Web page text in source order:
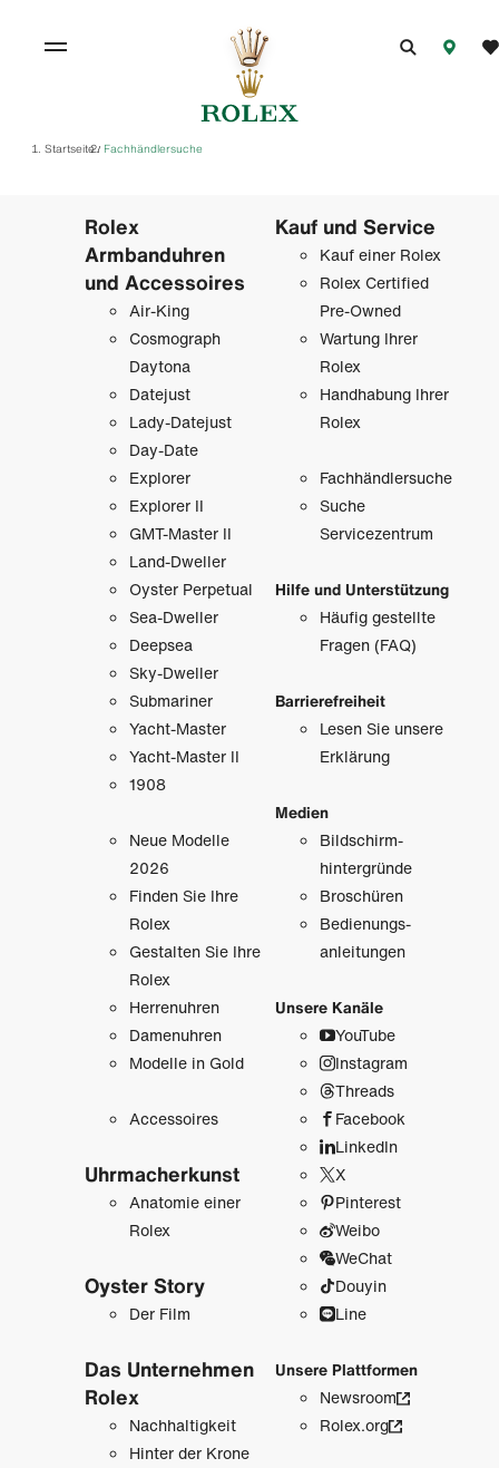
Startseite/ Fachhändlersuche
Rolex
Armbanduhren
und Accessoires
Air-King
Cosmograph
Daytona
Datejust
Lady-Datejust
Day-Date
Explorer
Explorer II
GMT-Master II
Land-Dweller
Oyster Perpetual
Sea-Dweller
Deepsea
Sky-Dweller
Submariner
Yacht-Master
Yacht-Master II
1908
Neue Modelle
2026
Finden Sie Ihre
Rolex
Gestalten Sie Ihre
Rolex
Herrenuhren
Damenuhren
Modelle in Gold
Accessoires
Uhrmacher­kunst
Anatomie einer
Rolex
Oyster Story
Der Film
Das Unternehmen
Rolex
Nachhaltigkeit
Hinter der Krone
Kauf und Service
Kauf einer Rolex
Rolex Certified
Pre-Owned
Wartung Ihrer
Rolex
Handhabung Ihrer
Rolex
Fachhändlersuche
Suche
Servicezentrum
Hilfe und Unterstützung
Häufig gestellte
Fragen (FAQ)
Barrierefreiheit
Lesen Sie unsere
Erklärung
Medien
Bildschirm­
hintergründe
Broschüren
Bedienungs­
anleitungen
Unsere Kanäle
YouTube
Instagram
Threads
Facebook
LinkedIn
X
Pinterest
Weibo
WeChat
Douyin
Line
Unsere Plattformen
Newsroom
Rolex.org